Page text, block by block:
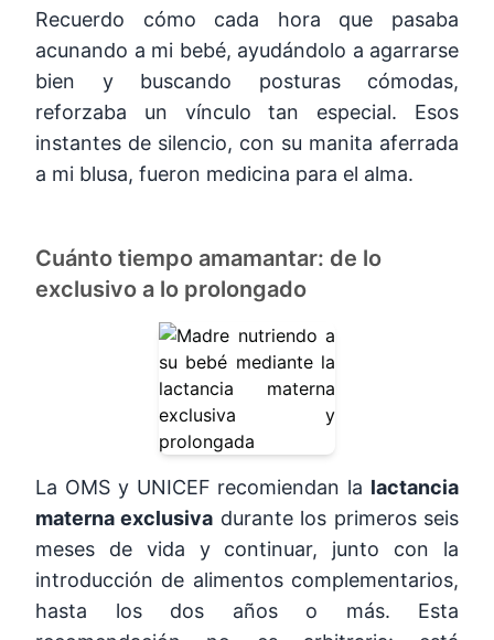
Recuerdo cómo cada hora que pasaba
acunando a mi bebé, ayudándolo a agarrarse
bien y buscando posturas cómodas,
reforzaba un vínculo tan especial. Esos
instantes de silencio, con su manita aferrada
a mi blusa, fueron medicina para el alma.
Cuánto tiempo amamantar: de lo
exclusivo a lo prolongado
La OMS y UNICEF recomiendan la lactancia
materna exclusiva durante los primeros seis
meses de vida y continuar, junto con la
introducción de alimentos complementarios,
hasta los dos años o más. Esta